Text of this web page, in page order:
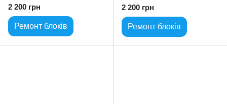
Avalanche
2 200 грн
Ремонт блоків
Silverado
2 200 грн
Ремонт блоків